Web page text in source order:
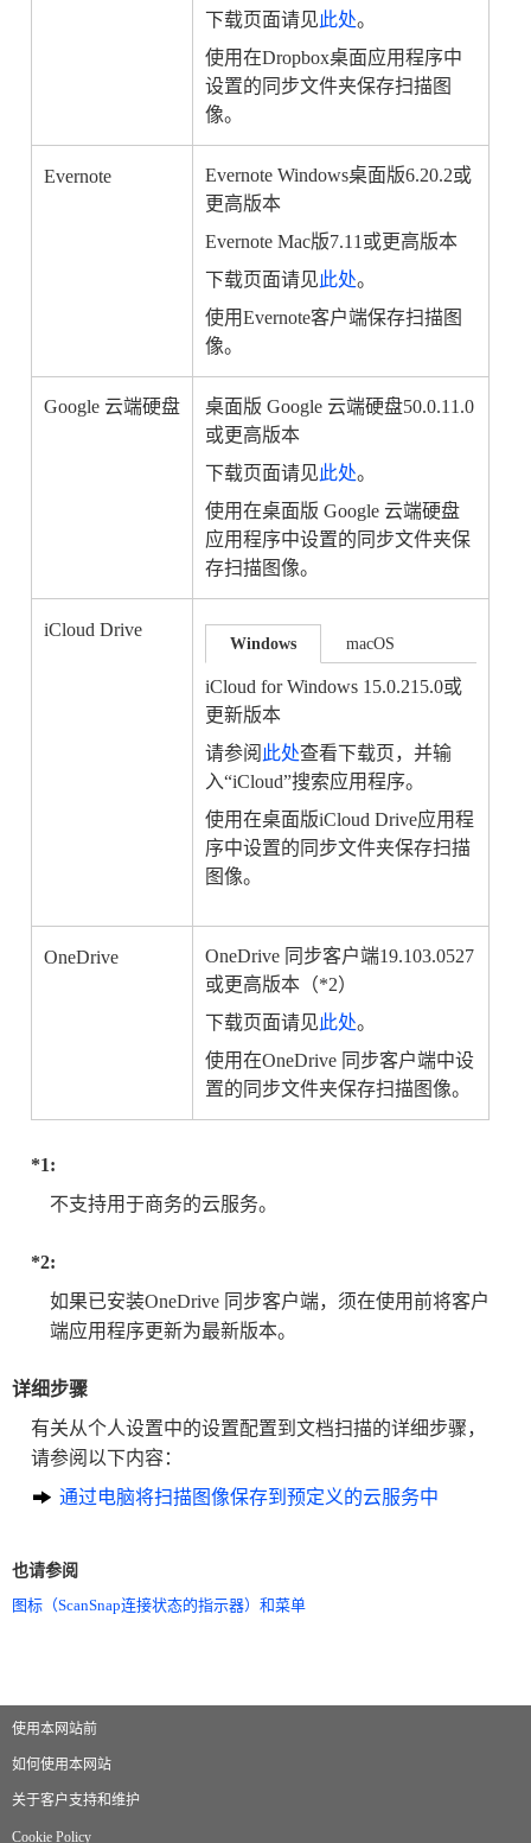
下载页面请见此处。
使用在Dropbox桌面应用程序中
设置的同步文件夹保存扫描图
像。
Evernote
Evernote Windows桌面版6.20.2或
更高版本
Evernote Mac版7.11或更高版本
下载页面请见此处。
使用Evernote客户端保存扫描图
像。
Google 云端硬盘
桌面版 Google 云端硬盘50.0.11.0
或更高版本
下载页面请见此处。
使用在桌面版 Google 云端硬盘
应用程序中设置的同步文件夹保
存扫描图像。
iCloud Drive
Windows
iCloud for Windows 15.0.215.0或
更新版本
请参阅 此处查看下载页，并输
入“iCloud”搜索应用程序。
使用在桌面版iCloud Drive应用程
序中设置的同步文件夹保存扫描
图像。
macOS
OneDrive
OneDrive 同步客户端19.103.0527
或更高版本（*2）
下载页面请见此处。
使用在OneDrive 同步客户端中设
置的同步文件夹保存扫描图像。
*1:
不支持用于商务的云服务。
*2:
如果已安装OneDrive 同步客户端，须在使用前将客户
端应用程序更新为最新版本。
详细步骤
有关从个人设置中的设置配置到文档扫描的详细步骤，
请参阅以下内容：
通过电脑将扫描图像保存到预定义的云服务中
也请参阅
图标（ScanSnap连接状态的指示器）和菜单
使用本网站前
如何使用本网站
关于客户支持和维护
Cookie Policy